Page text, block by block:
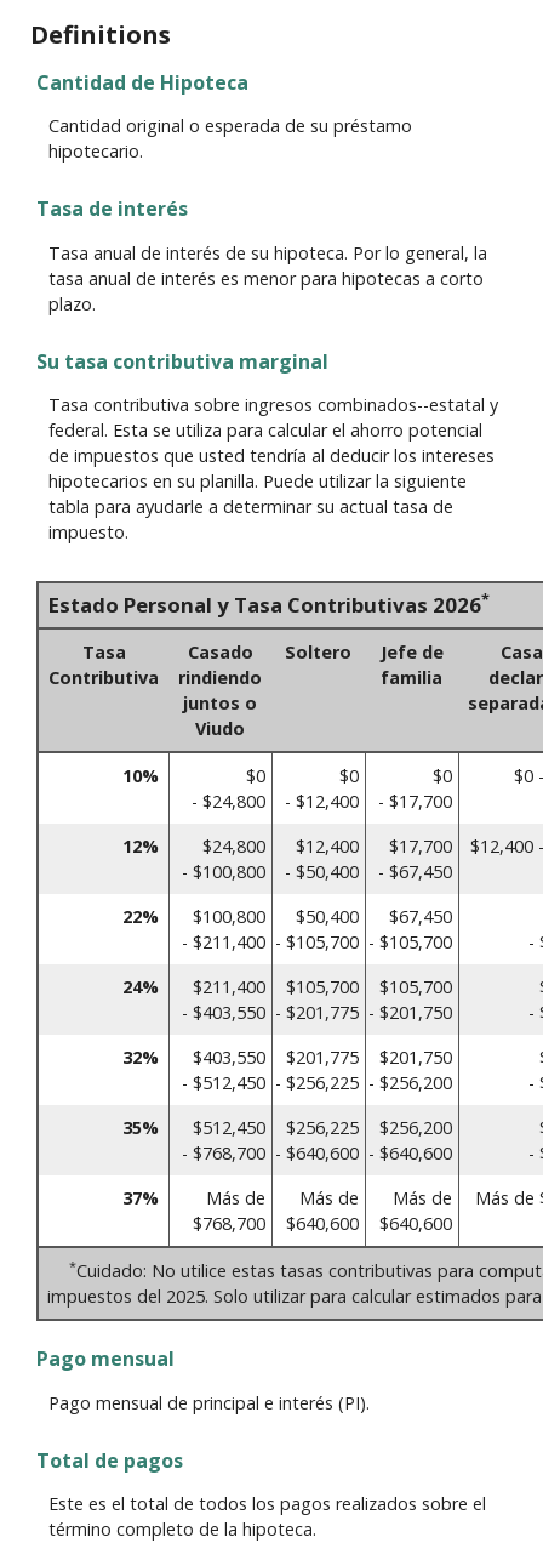
Definitions
Cantidad de Hipoteca
Cantidad original o esperada de su préstamo
hipotecario.
Tasa de interés
Tasa anual de interés de su hipoteca. Por lo general, la
tasa anual de interés es menor para hipotecas a corto
plazo.
Su tasa contributiva marginal
Tasa contributiva sobre ingresos combinados--estatal y
federal. Esta se utiliza para calcular el ahorro potencial
de impuestos que usted tendría al deducir los intereses
hipotecarios en su planilla. Puede utilizar la siguiente
tabla para ayudarle a determinar su actual tasa de
impuesto.
Estado Personal y Tasa Contributivas 2026*
Tasa
Contributiva
Casado
rindiendo
juntos o
Viudo
Soltero
Jefe de
familia
10%
$0
- $24,800
$0
- $12,400
$0
- $17,700
$0
12%
$24,800
- $100,800
$12,400
- $50,400
$17,700
- $67,450
$12,400
22%
$100,800
- $211,400
$50,400
- $105,700
$67,450
- $105,700
-
24%
$211,400
- $403,550
$105,700
- $201,775
$105,700
- $201,750
-
32%
$403,550
- $512,450
$201,775
- $256,225
$201,750
- $256,200
-
35%
$512,450
- $768,700
$256,225
- $640,600
$256,200
- $640,600
-
37%
Más de
$768,700
Más de
$640,600
Más de
$640,600
Más de
*Cuidado: No utilice estas tasas contributivas para
impuestos del 2025. Solo utilizar para calcular estimados
Pago mensual
Pago mensual de principal e interés (PI).
Total de pagos
Este es el total de todos los pagos realizados sobre el
término completo de la hipoteca.